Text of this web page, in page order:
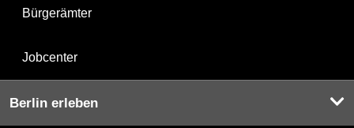
Bürgerämter
Jobcenter
Berlin erleben